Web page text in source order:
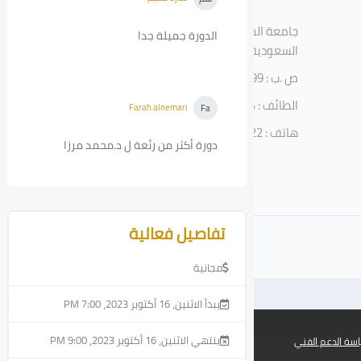
الدورة جميلة جدا
Fa
Farah alnemari
دورة أكثر من رئعة ل د.محمد مرزا
تفاصيل فعالية
مجانية
يبدأ الاثنين، 16 أكتوبر 2023، 7:00 PM
ينتهي الاثنين، 16 أكتوبر 2023، 9:00 PM
الدعم الفني
جامعة الطائف، الطائف، المملكة العربية
السعودية
ص .ب : 11099
الطائف : 21944
هاتف : 920002122